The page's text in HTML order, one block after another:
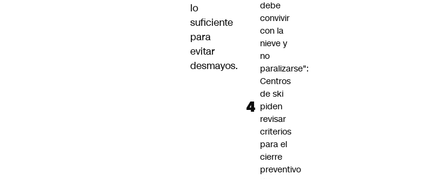
lo
suficiente
para
evitar
desmayos.
debe
convivir
con la
nieve y
no
paralizarse":
Centros
de ski
piden
revisar
criterios
para el
cierre
preventivo